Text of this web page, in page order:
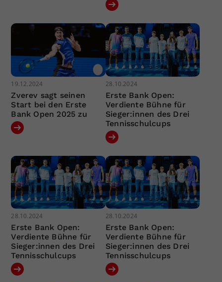
19.12.2024
Zverev sagt seinen
Start bei den Erste
Bank Open 2025 zu
28.10.2024
Erste Bank Open:
Verdiente Bühne für
Sieger:innen des Drei
Tennisschulcups
28.10.2024
Erste Bank Open:
Verdiente Bühne für
Sieger:innen des Drei
Tennisschulcups
28.10.2024
Erste Bank Open:
Verdiente Bühne für
Sieger:innen des Drei
Tennisschulcups